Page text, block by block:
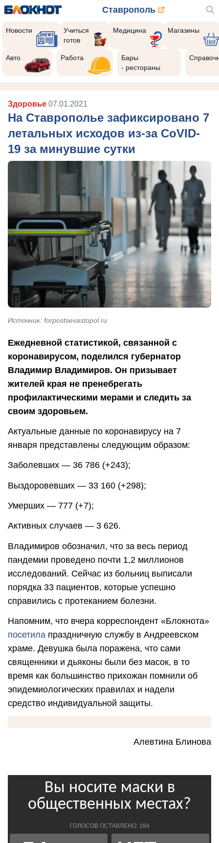
Ставрополь
Новости
Учиться
готов
Медицина Магазины
Авто Работа
Бары
- рестораны
Здоровье 07.01.2021
На Ставрополье зафиксировано 7
летальных исходов из-за CoVID-
19 за минувшие сутки
Источник: forpostsevastopol.ru
Ежедневной статистикой, связанной с
коронавирусом, поделился губернатор
Владимир Владимиров. Он призывает
жителей края не пренебрегать
профилактическими мерами и следить за
своим здоровьем.
Актуальные данные по коронавирусу на 7
января представлены следующим образом:
Заболевших — 36 786 (+243);
Выздоровевших — 33 160 (+298);
Умерших — 777 (+7);
Активных случаев — 3 626.
Владимиров обозначил, что за весь период
пандемии проведено почти 1,2 миллионов
исследований. Сейчас из больниц выписали
порядка 33 пациентов, которые успешно
справились с протеканием болезни.
Напомним, что вчера корреспондент «Блокнота»
посетила праздничную службу в Андреевском
храме. Девушка была поражена, что сами
священники и дьяконы были без масок, в то
время как большинство прихожан помнили об
эпидемиологических правилах и надели
средство индивидуальной защиты.
Алевтина Блинова